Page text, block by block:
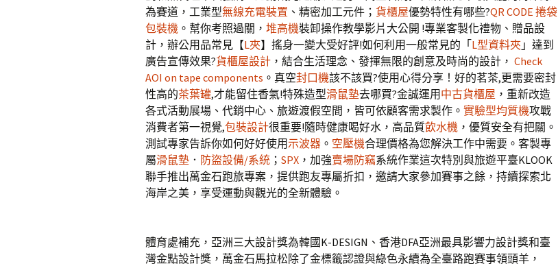
為賽道，工業型無線充電裝置 、精密加工元件； 貨櫃屋優勢特性有哪些?QR CODE 捲袋
包裝機 。幫你考照過關， 堆高機裝卸操作教學影片大公開 !專業客製化禮物、贈品設
計，辦公用品常見【L夾】搖身一變大受好評!如何利用一般常見的「L型資料夾 」達到
廣告宣傳效果?貨櫃屋設計 ，結合生活理念、發揮無限的創意及時尚的設計， Check
AOI on tape components 。真空封口機該不該買?使用心得分享！好的茗茶,更需要密封
性高的茶葉罐,才能留住香氣!特殊造型滑鼠墊去哪買?金誠運用 中古貨櫃屋 ，重新改造
各式活動展場、代銷中心、旅遊渡假空間，皆可依顧客需求製作。 實驗型均質機攻戰
消費者第一視覺,包裝設計很重要!隨時健康喝好水，高品質飲水機 ，優質安全有把關。
測試專家告訴你如何好好使用示波器 。 空壓機合理價格為您解決工作中需要。客製專
屬滑鼠墊 ． 防盜設備/系統 ； SPX ，加強賣場防竊系統作業這次特別與旅遊平臺KLOOK
聯手推出萬金石跑旅專案，提供跑友專屬折扣，邀請大家參加賽事之餘，持續探索北
海岸之美，享受運動與觀光的全新體驗。
體育處補充，亞洲三大設計獎為韓國K-DESIGN、香港DFA亞洲最具影響力設計獎和臺
灣金點設計獎，萬金石馬拉松除了金標籤認證與綠色永續為全臺路跑賽事領頭羊，